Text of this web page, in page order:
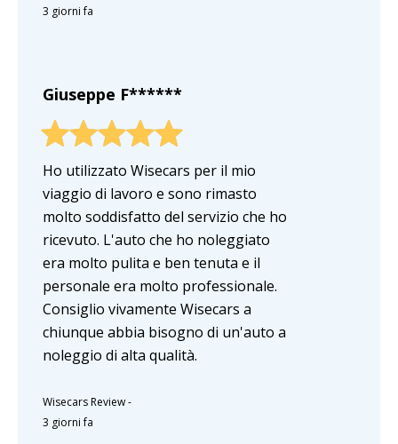
3 giorni fa
Giuseppe F******
Ho utilizzato Wisecars per il mio
viaggio di lavoro e sono rimasto
molto soddisfatto del servizio che ho
ricevuto. L'auto che ho noleggiato
era molto pulita e ben tenuta e il
personale era molto professionale.
Consiglio vivamente Wisecars a
chiunque abbia bisogno di un'auto a
noleggio di alta qualità.
Wisecars Review-
3 giorni fa